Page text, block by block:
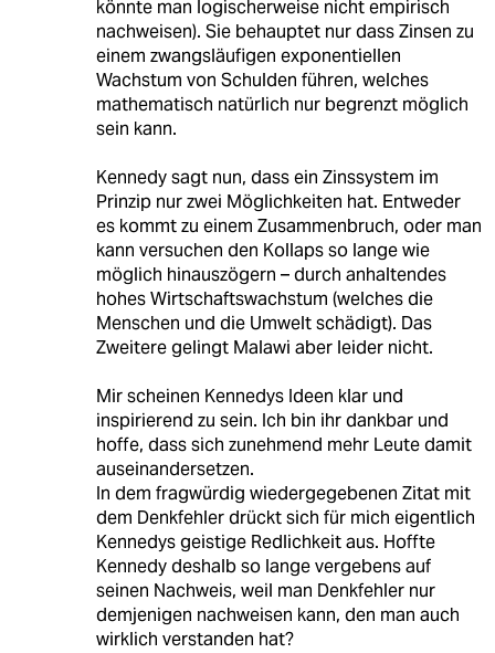
könnte man logischerweise nicht empirisch
nachweisen). Sie behauptet nur dass Zinsen zu
einem zwangsläufigen exponentiellen
Wachstum von Schulden führen, welches
mathematisch natürlich nur begrenzt möglich
sein kann.
Kennedy sagt nun, dass ein Zinssystem im
Prinzip nur zwei Möglichkeiten hat. Entweder
es kommt zu einem Zusammenbruch, oder man
kann versuchen den Kollaps so lange wie
möglich hinauszögern – durch anhaltendes
hohes Wirtschaftswachstum (welches die
Menschen und die Umwelt schädigt). Das
Zweitere gelingt Malawi aber leider nicht.
Mir scheinen Kennedys Ideen klar und
inspirierend zu sein. Ich bin ihr dankbar und
hoffe, dass sich zunehmend mehr Leute damit
auseinandersetzen.
In dem fragwürdig wiedergegebenen Zitat mit
dem Denkfehler drückt sich für mich eigentlich
Kennedys geistige Redlichkeit aus. Hoffte
Kennedy deshalb so lange vergebens auf
seinen Nachweis, weil man Denkfehler nur
demjenigen nachweisen kann, den man auch
wirklich verstanden hat?